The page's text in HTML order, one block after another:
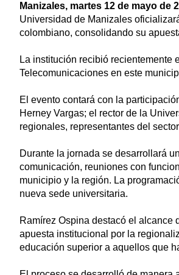
Manizales, martes 12 de mayo de
Universidad de Manizales
colombiano, consolidando su
La institución recibió recientemente
Telecomunicaciones en este
El evento contará con la
Herney Vargas; el rector de la
regionales, representantes del
Durante la jornada se desarrollará
comunicación, reuniones con
municipio y la región. La
nueva sede universitaria.
Ramírez Ospina destacó el alcance
apuesta institucional por la
educación superior a aquellos que